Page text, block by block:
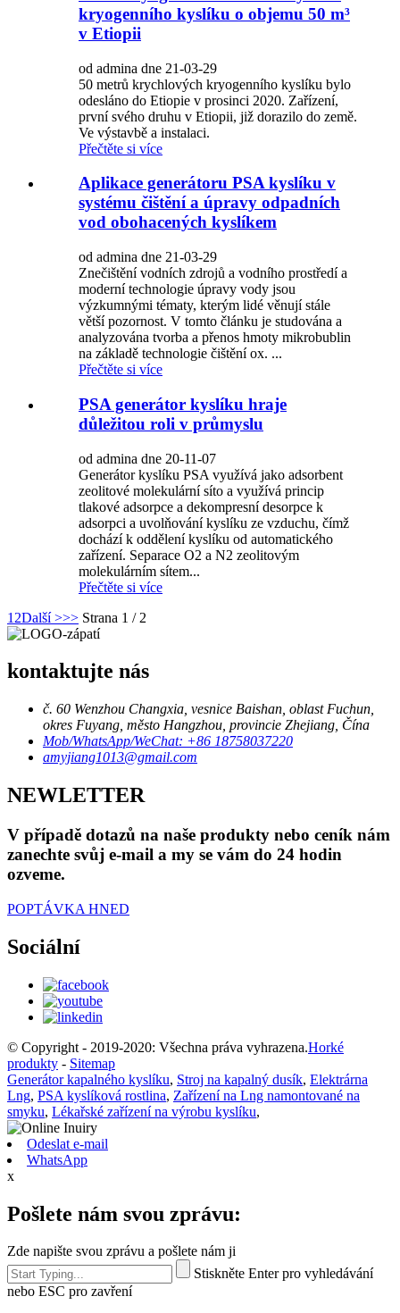
kryogenního kyslíku o objemu 50 m³
v Etiopii
od admina dne 21-03-29
50 metrů krychlových kryogenního kyslíku bylo
odesláno do Etiopie v prosinci 2020. Zařízení,
první svého druhu v Etiopii, již dorazilo do země.
Ve výstavbě a instalaci.
Přečtěte si více
Aplikace generátoru PSA kyslíku v
systému čištění a úpravy odpadních
vod obohacených kyslíkem
od admina dne 21-03-29
Znečištění vodních zdrojů a vodního prostředí a
moderní technologie úpravy vody jsou
výzkumnými tématy, kterým lidé věnují stále
větší pozornost. V tomto článku je studována a
analyzována tvorba a přenos hmoty mikrobublin
na základě technologie čištění ox. ...
Přečtěte si více
PSA generátor kyslíku hraje
důležitou roli v průmyslu
od admina dne 20-11-07
Generátor kyslíku PSA využívá jako adsorbent
zeolitové molekulární síto a využívá princip
tlakové adsorpce a dekompresní desorpce k
adsorpci a uvolňování kyslíku ze vzduchu, čímž
dochází k oddělení kyslíku od automatického
zařízení. Separace O2 a N2 zeolitovým
molekulárním sítem...
Přečtěte si více
1 2Další >>> Strana 1 / 2
kontaktujte nás
č. 60 Wenzhou Changxia, vesnice Baishan, oblast Fuchun,
okres Fuyang, město Hangzhou, provincie Zhejiang, Čína
Mob/WhatsApp/WeChat: +86 18758037220
amyjiang1013@gmail.com
NEWLETTER
V případě dotazů na naše produkty nebo ceník nám
zanechte svůj e-mail a my se vám do 24 hodin
ozveme.
POPTÁVKA HNED
Sociální
© Copyright - 2019-2020: Všechna práva vyhrazena.Horké
produkty - Sitemap
Generátor kapalného kyslíku, Stroj na kapalný dusík, Elektrárna
Lng, PSA kyslíková rostlina, Zařízení na Lng namontované na
smyku, Lékařské zařízení na výrobu kyslíku,
Odeslat e-mail
WhatsApp
x
Pošlete nám svou zprávu:
Zde napište svou zprávu a pošlete nám ji
Stiskněte Enter pro vyhledávání
nebo ESC pro zavření